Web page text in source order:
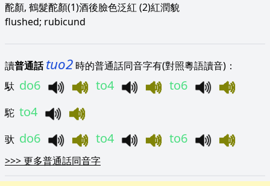
酡顏, 鶴髮酡顏(1)酒後臉色泛紅 (2)紅潤貌
flushed; rubicund
讀普通話 tuo2 時的普通話同音字有(對照粵語讀音)：
馱 do6 to4 to6
駝 to4
驮 do6 to4 to6
>>>更多普通話同音字